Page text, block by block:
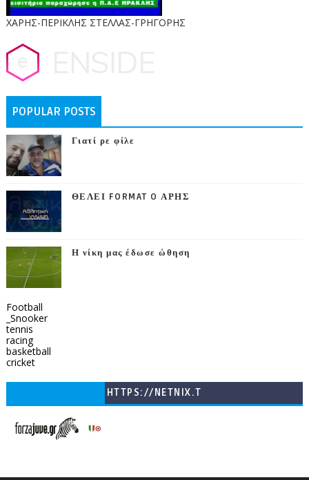
ΧΑΡΗΣ-ΠΕΡΙΚΛΗΣ ΣΤΕΛΛΑΣ-ΓΡΗΓΟΡΗΣ
POPULAR POSTS
Γιατί ρε φίλε
ΘΕΛΕΙ FORMAT O ΑΡΗΣ
Η νίκη μας έδωσε ώθηση
Football
_Snooker
tennis
racing
basketball
cricket
HTTPS://NETNIX.T